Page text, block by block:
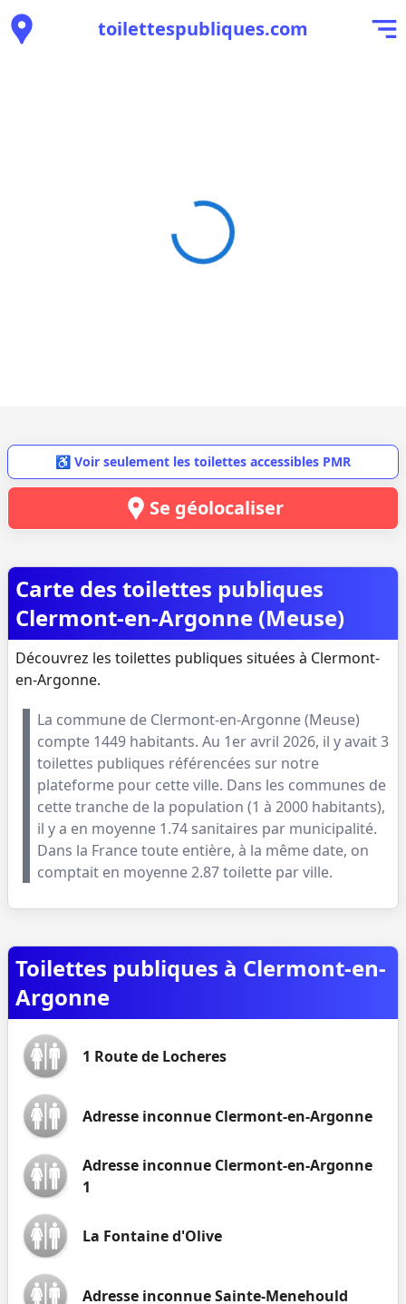
toilettespubliques.com
♿ Voir seulement les toilettes accessibles PMR
Se géolocaliser
Carte des toilettes publiques
Clermont-en-Argonne (Meuse)
Découvrez les toilettes publiques situées à Clermont-
en-Argonne.
La commune de Clermont-en-Argonne(Meuse)
compte 1449 habitants. Au 1er avril 2026, il y avait3
toilettes publiques référencées sur notre
plateforme pour cette ville. Dans les communes de
cette tranche de la population (1 à 2000 habitants),
il y a en moyenne 1.74 sanitaires par municipalité.
Dans la France toute entière, à la même date, on
comptait en moyenne2.87toilette par ville.
Toilettes publiques à Clermont-en-
Argonne
1 Route de Locheres
Adresse inconnue Clermont-en-Argonne
Adresse inconnue Clermont-en-Argonne
1
La Fontaine d'Olive
Adresse inconnue Sainte-Menehould